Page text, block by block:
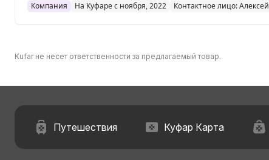
Компания На Куфаре с ноября, 2022 Контактное лицо: Алексей
Kufar не несет ответственности за предлагаемый товар.
Путешествия Куфар Карта